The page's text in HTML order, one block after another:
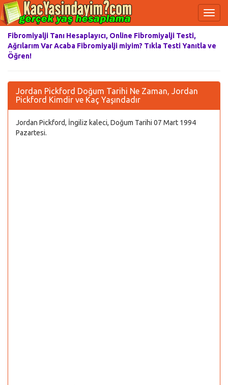
Fibromiyalji Tanı Hesaplayıcı, Online Fibromiyalji Testi,
Ağrılarım Var Acaba Fibromiyalji miyim? Tıkla Testi Yanıtla ve
Öğren!
Jordan Pickford Doğum Tarihi Ne Zaman, Jordan
Pickford Kimdir ve Kaç Yaşındadır
Jordan Pickford, İngiliz kaleci, Doğum Tarihi 07 Mart 1994
Pazartesi.